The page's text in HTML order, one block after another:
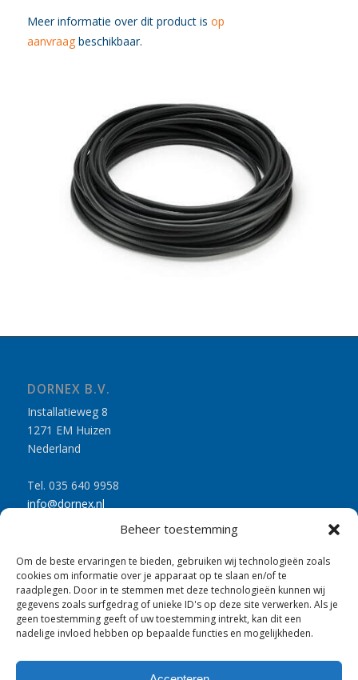
Beheer toestemming
Om de beste ervaringen te bieden, gebruiken wij technologieën zoals
cookies om informatie over je apparaat op te slaan en/of te
raadplegen. Door in te stemmen met deze technologieën kunnen wij
gegevens zoals surfgedrag of unieke ID's op deze site verwerken. Als je
geen toestemming geeft of uw toestemming intrekt, kan dit een
nadelige invloed hebben op bepaalde functies en mogelijkheden.
Meer informatie over dit product is op
aanvraagbeschikbaar.
DORNEX B.V.
Installatieweg 8
1271 EM Huizen
Nederland
Tel. 035 640 9958
info@dornex.nl
UITGELICHTE PRODUCTEN
Brandwerende scharnierplaten
Slotplaten